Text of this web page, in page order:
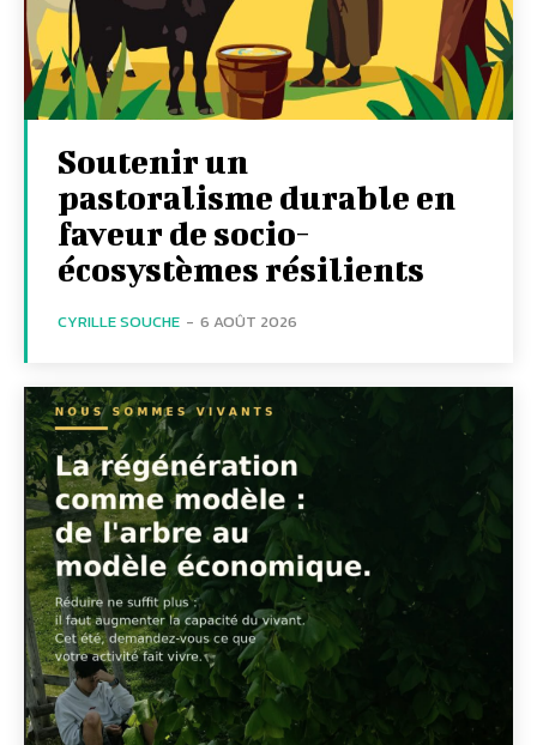
Soutenir un
pastoralisme durable en
faveur de socio-
écosystèmes résilients
CYRILLE SOUCHE - 6 AOÛT 2026